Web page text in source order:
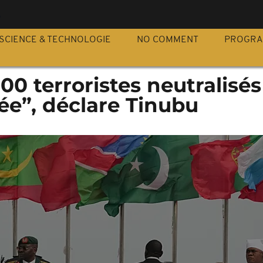
SCIENCE & TECHNOLOGIE NO COMMENT
terroristes
déclare Tinubu